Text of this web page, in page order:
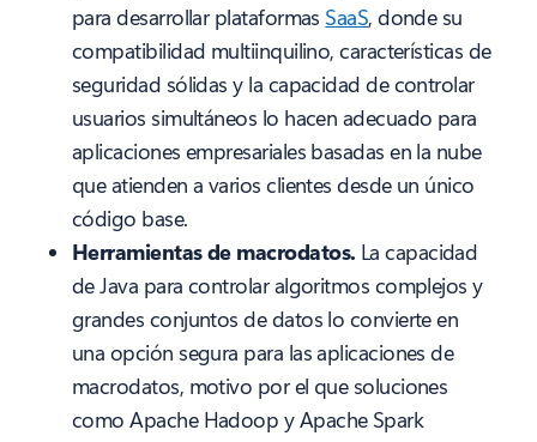
para desarrollar plataformas SaaS, donde su
compatibilidad multiinquilino, características de
seguridad sólidas y la capacidad de controlar
usuarios simultáneos lo hacen adecuado para
aplicaciones empresariales basadas en la nube
que atienden a varios clientes desde un único
código base.
Herramientas de macrodatos. La capacidad
de Java para controlar algoritmos complejos y
grandes conjuntos de datos lo convierte en
una opción segura para las aplicaciones de
macrodatos, motivo por el que soluciones
como Apache Hadoop y Apache Spark